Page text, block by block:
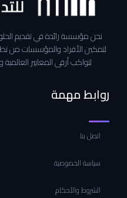
نحن مؤسسة رائدة في تقديم
لتمكين الأفراد والمؤسسات من
لتواكب أرقى المعايير
روابط مهمة
اتصل بنا
سياسة الخصوصية
الشروط والأحكام